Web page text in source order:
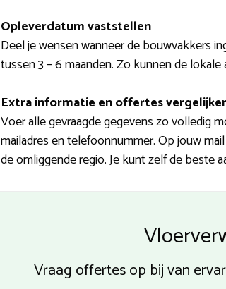
Opleverdatum vaststellen
Deel je wensen wanneer de bouwvakkers
tussen 3 – 6 maanden. Zo kunnen de
Extra informatie en offertes
Voer alle gevraagde gegevens zo volledig
mailadres en telefoonnummer. Op jouw
de omliggende regio. Je kunt zelf de beste
Vraag offertes op bij van